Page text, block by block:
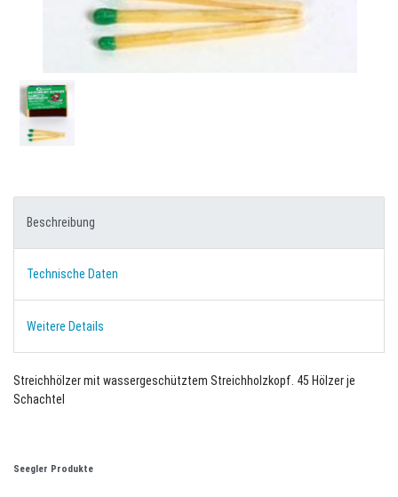
Beschreibung
Technische Daten
Weitere Details
Streichhölzer mit wassergeschütztem Streichholzkopf. 45 Hölzer je
Schachtel
Seegler Produkte